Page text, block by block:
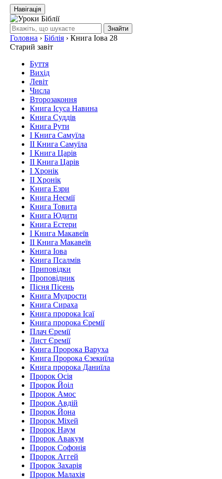
Навігація
Знайти
Головна › Біблія › Книга Іова 28
Старий завіт
Буття
Вихід
Левіт
Числа
Второзаконня
Книга Ісуса Навина
Книга Суддів
Книга Рути
І Книга Самуїла
ІІ Книга Самуїла
І Книга Царів
ІІ Книга Царів
І Хронік
ІІ Хронік
Книга Езри
Книга Неємії
Книга Товита
Книга Юдити
Книга Естери
І Книга Макавеїв
ІІ Книга Макавеїв
Книга Іова
Книга Псалмів
Приповідки
Проповідник
Пісня Пісень
Книга Мудрости
Книга Сираха
Книга пророка Ісаї
Книга пророка Єремії
Плач Єремії
Лист Єремії
Книга Пророка Варуха
Книга Пророка Єзекиїла
Книга пророка Даниїла
Пророк Осія
Пророк Йоіл
Пророк Амос
Пророк Авдій
Пророк Йона
Пророк Міхей
Пророк Наум
Пророк Авакум
Пророк Софонія
Пророк Аггей
Пророк Захарія
Пророк Малахія